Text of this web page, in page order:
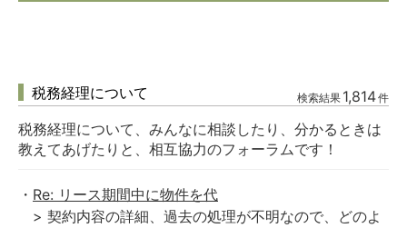
税務経理について 検索結果 1,814件
税務経理について、みんなに相談したり、分かるときは
教えてあげたりと、相互協力のフォーラムです！
Re: リース期間中に物件を代
> 契約内容の詳細、過去の処理が不明なので、どのよ